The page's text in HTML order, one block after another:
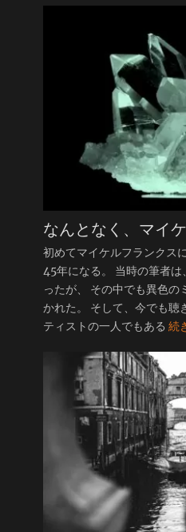
なんとなく、マイ
初めてマイケルフランクス
45年になる。 当時の筆者
ったが、 その中でも異色
かれた。 そして、今でも聴
ティストの一人でもある 続